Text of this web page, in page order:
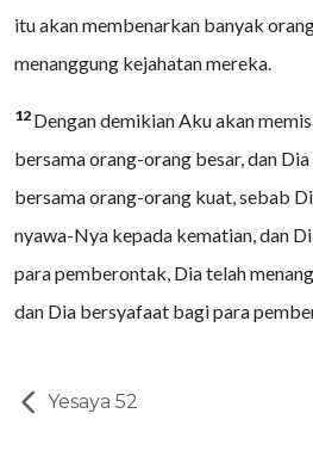
itu akan membenarkan banyak
menanggung kejahatan mereka.
12 Dengan demikian Aku akan
bersama orang-orang besar, dan
bersama orang-orang kuat, sebab
nyawa-Nya kepada kematian, dan
para pemberontak, Dia telah
dan Dia bersyafaat bagi para
Yesaya 52